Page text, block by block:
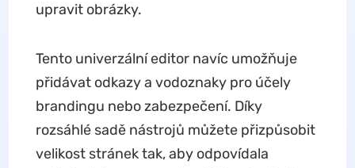
upravit obrázky.
Tento univerzální editor navíc umožňuje
přidávat odkazy a vodoznaky pro účely
brandingu nebo zabezpečení. Díky
rozsáhlé sadě nástrojů můžete přizpůsobit
velikost stránek tak, aby odpovídala